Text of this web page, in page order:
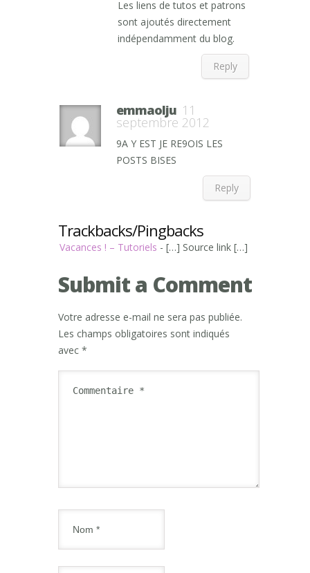
Les liens de tutos et patrons
sont ajoutés directement
indépendamment du blog.
Reply
emmaolju 11
septembre 2012
9A Y EST JE RE9OIS LES
POSTS BISES
Reply
Trackbacks/Pingbacks
Vacances ! – Tutoriels - […] Source link […]
Submit a Comment
Votre adresse e-mail ne sera pas publiée.
Les champs obligatoires sont indiqués
avec *